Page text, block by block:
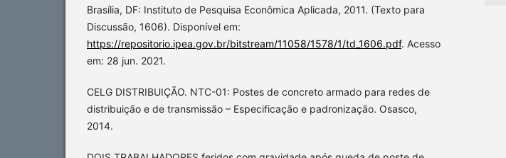
Brasília, DF: Instituto de Pesquisa Econômica Aplicada, 2011. (Texto para
Discussão, 1606). Disponível em:
https://repositorio.ipea.gov.br/bitstream/11058/1578/1/td_1606.pdf. Acesso
em: 28 jun. 2021.
CELG DISTRIBUIÇÃO. NTC-01: Postes de concreto armado para redes de
distribuição e de transmissão – Especificação e padronização. Osasco,
2014.